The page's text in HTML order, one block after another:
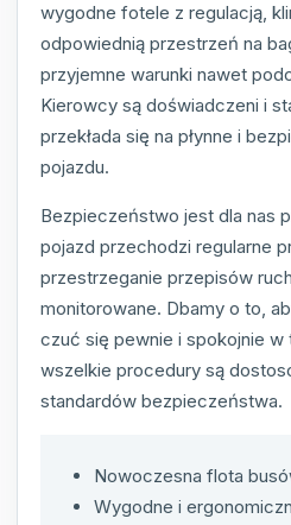
wygodne fotele z regulacją,
odpowiednią przestrzeń na
przyjemne warunki nawet
Kierowcy są doświadczeni i
przekłada się na płynne i
pojazdu.
Bezpieczeństwo jest dla nas
pojazd przechodzi regularne
przestrzeganie przepisów
monitorowane. Dbamy o to,
czuć się pewnie i spokojnie w
wszelkie procedury są
standardów bezpieczeństwa.
Nowoczesna flota
Wygodne i